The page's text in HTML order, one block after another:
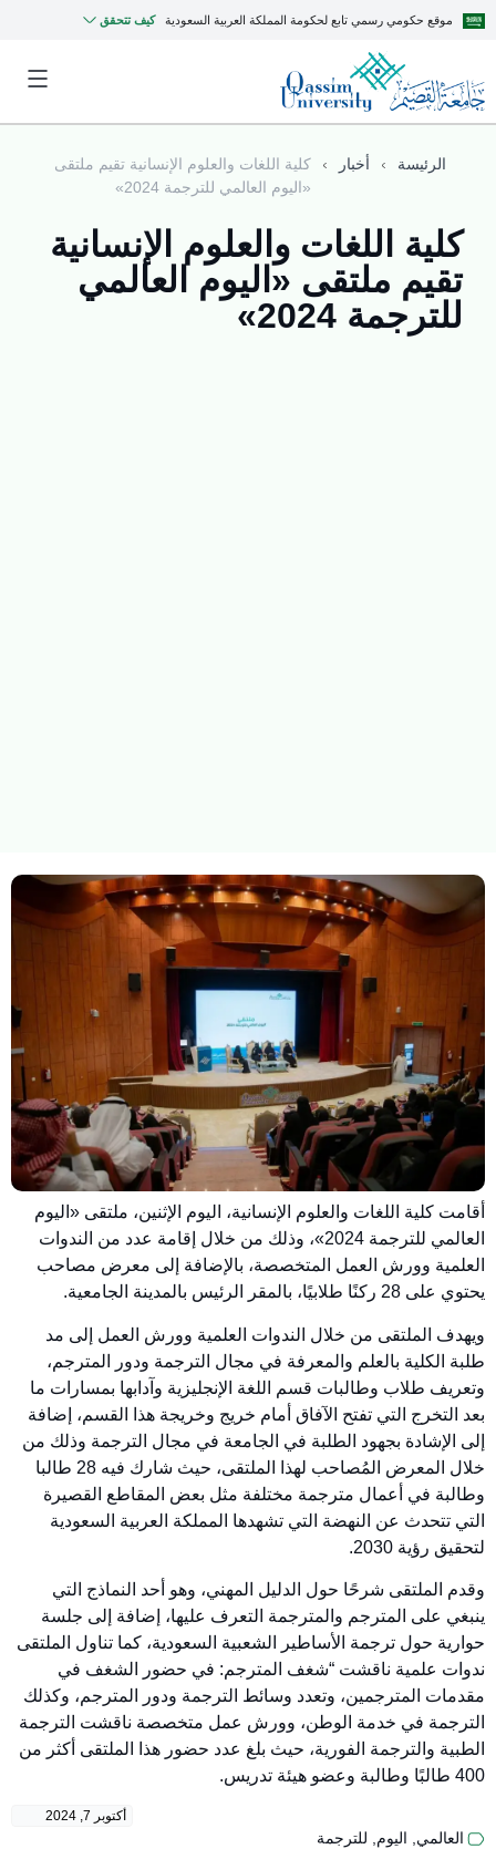
موقع حكومي رسمي تابع لحكومة المملكة العربية السعودية كيف تتحقق
الرئيسة أخبار
كلية اللغات والعلوم الإنسانية تقيم ملتقى
«اليوم العالمي للترجمة 2024»
كلية اللغات والعلوم الإنسانية
تقيم ملتقى «اليوم العالمي
للترجمة 2024»
أقامت كلية اللغات والعلوم الإنسانية، اليوم الإثنين، ملتقى «اليوم
العالمي للترجمة 2024»، وذلك من خلال إقامة عدد من الندوات
العلمية وورش العمل المتخصصة، بالإضافة إلى معرض مصاحب
يحتوي على 28 ركنًا طلابيًا، بالمقر الرئيس بالمدينة الجامعية.
ويهدف الملتقى من خلال الندوات العلمية وورش العمل إلى مد
طلبة الكلية بالعلم والمعرفة في مجال الترجمة ودور المترجم،
وتعريف طلاب وطالبات قسم اللغة الإنجليزية وآدابها بمسارات ما
بعد التخرج التي تفتح الآفاق أمام خريج وخريجة هذا القسم، إضافة
إلى الإشادة بجهود الطلبة في الجامعة في مجال الترجمة وذلك من
خلال المعرض المُصاحب لهذا الملتقى، حيث شارك فيه 28 طالبا
وطالبة في أعمال مترجمة مختلفة مثل بعض المقاطع القصيرة
التي تتحدث عن النهضة التي تشهدها المملكة العربية السعودية
لتحقيق رؤية 2030.
وقدم الملتقى شرحًا حول الدليل المهني، وهو أحد النماذج التي
ينبغي على المترجم والمترجمة التعرف عليها، إضافة إلى جلسة
حوارية حول ترجمة الأساطير الشعبية السعودية، كما تناول الملتقى
ندوات علمية ناقشت “شغف المترجم: في حضور الشغف في
مقدمات المترجمين، وتعدد وسائط الترجمة ودور المترجم، وكذلك
الترجمة في خدمة الوطن، وورش عمل متخصصة ناقشت الترجمة
الطبية والترجمة الفورية، حيث بلغ عدد حضور هذا الملتقى أكثر من
400 طالبًا وطالبة وعضو هيئة تدريس.
أكتوبر 7, 2024
العالمي, اليوم, للترجمة